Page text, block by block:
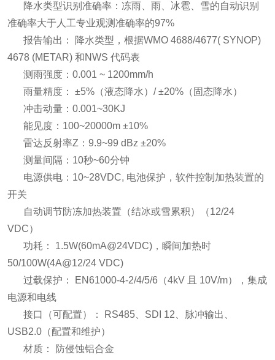
降水类型识别准确率：冻雨、雨、冰雹、雪的自动识别
准确率大于人工专业观测准确率的97%
报告输出： 降水类型，根据WMO 4688/4677( SYNOP)
4678 (METAR) 和NWS 代码表
测雨强度：0.001 ~ 1200mm/h
雨量精度： ±5%（液态降水）/ ±20%（固态降水）
冲击动量：0.001~30KJ
能见度：100~20000m ±10%
雷达反射率Z：9.9~99 dBz ±20%
测量间隔：10秒~60分钟
电源供电：10~28VDC, 电池保护，软件控制加热装置的
开关
自动调节防冻加热装置（结冰或雪累积）（12/24
VDC）
功耗： 1.5W(60mA@24VDC)，瞬间加热时
50/100W(4A@12/24 VDC)
过载保护： EN61000-4-2/4/5/6（4kV 且 10V/m），集成
电源和电线
接口（可配置）： RS485、SDI 12、脉冲输出、
USB2.0（配置和维护）
材质： 防侵蚀铝合金